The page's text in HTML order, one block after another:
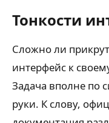
Тонкости
Сложно ли
интерфейс к
Задача вполне по
руки. К слову,